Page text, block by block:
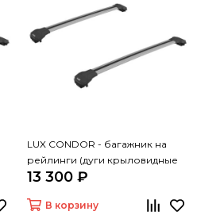
LUX CONDOR - багажник на
рейлинги (дуги крыловидные
серые 110 см)
13 300 ₽
В корзину